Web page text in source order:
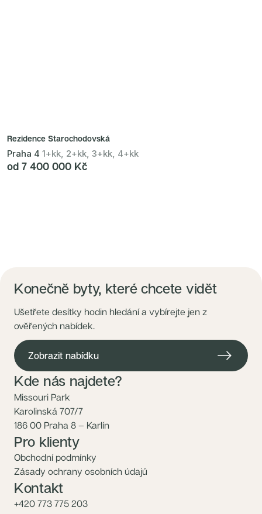
Rezidence Starochodovská
Praha 4 1+kk, 2+kk, 3+kk, 4+kk
od 7 400 000 Kč
Konečně byty, které chcete vidět
Ušetřete desítky hodin hledání a vybírejte jen z
ověřených nabídek.
Zobrazit nabídku
Kde nás najdete?
Missouri Park
Karolinská 707/7
186 00 Praha 8 – Karlín
Pro klienty
Obchodní podmínky
Zásady ochrany osobních údajů
Kontakt
+420 773 775 203